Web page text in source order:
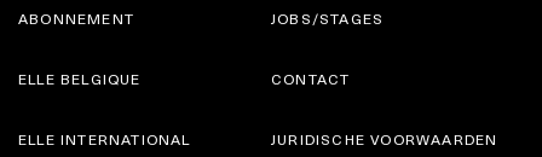
ABONNEMENT
ELLE BELGIQUE
JOBS/STAGES
CONTACT
ELLE INTERNATIONAL JURIDISCHE VOORWAARDEN